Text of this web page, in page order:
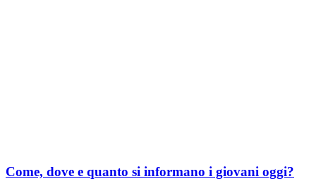
Come, dove e quanto si informano i giovani oggi?